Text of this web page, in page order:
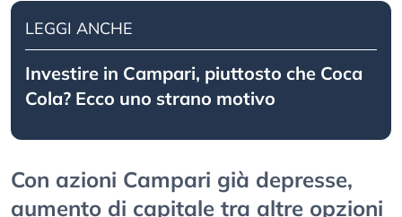
LEGGI ANCHE
Investire in Campari, piuttosto che Coca
Cola? Ecco uno strano motivo
Con azioni Campari già depresse,
aumento di capitale tra altre opzioni